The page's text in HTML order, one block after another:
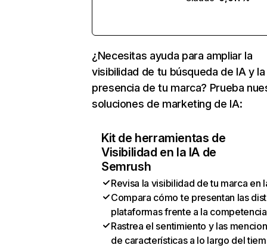
¿Necesitas ayuda para ampliar la
visibilidad de tu búsqueda de IA y la
presencia de tu marca? Prueba
soluciones de marketing de IA:
Kit de herramientas de
Visibilidad en la IA de
Semrush
Revisa la visibilidad de tu marca en
Compara cómo te presentan las
plataformas frente a la competencia
Rastrea el sentimiento y las
de características a lo largo del